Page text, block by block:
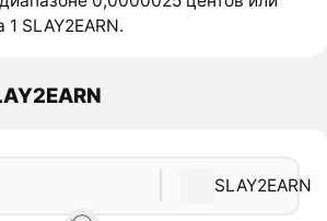
SLAY2EARN.
SLAY2EARN